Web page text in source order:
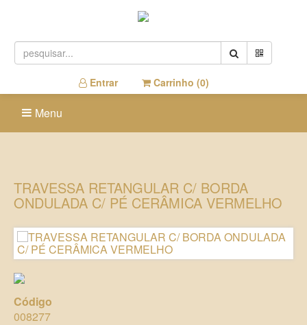
Entrar Carrinho (0)
Menu
TRAVESSA RETANGULAR C/ BORDA
ONDULADA C/ PÉ CERÂMICA VERMELHO
Código
008277